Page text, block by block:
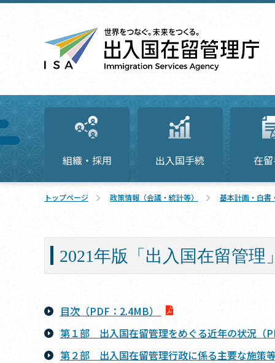
組織・採用 出入国手続 在
トップページ 政策情報（会議・統計等） 基本計画・白書
2021年版「出入国在留管理
目次（PDF：2.4MB）
第１部 出入国在留管理をめぐる近年の状況（
第２部 出入国在留管理行政に係る主要な施策